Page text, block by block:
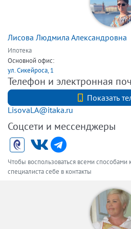
Лисова Людмила Александровна
Ипотека
Основной офис:
ул. Сикейроса, 1
Телефон и электронная
Показать
LisovaLA@itaka.ru
Соцсети и мессенджеры
Чтобы воспользоваться всеми способами
специалиста себе в контакты